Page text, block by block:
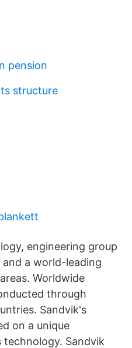
pension
structure
engineering group
a world-leading
Worldwide
through
Sandvik's
on a unique
Sandvik